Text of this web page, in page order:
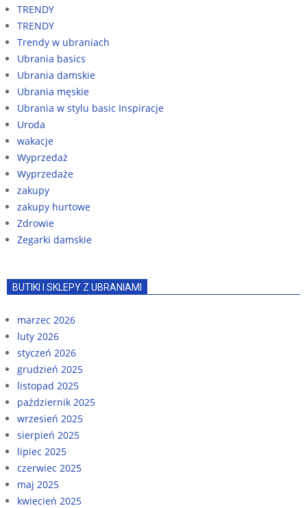
TRENDY
TRENDY
Trendy w ubraniach
Ubrania basics
Ubrania damskie
Ubrania męskie
Ubrania w stylu basic Inspiracje
Uroda
wakacje
Wyprzedaż
Wyprzedaże
zakupy
zakupy hurtowe
Zdrowie
Zegarki damskie
BUTIKI I SKLEPY Z UBRANIAMI
marzec 2026
luty 2026
styczeń 2026
grudzień 2025
listopad 2025
październik 2025
wrzesień 2025
sierpień 2025
lipiec 2025
czerwiec 2025
maj 2025
kwiecień 2025